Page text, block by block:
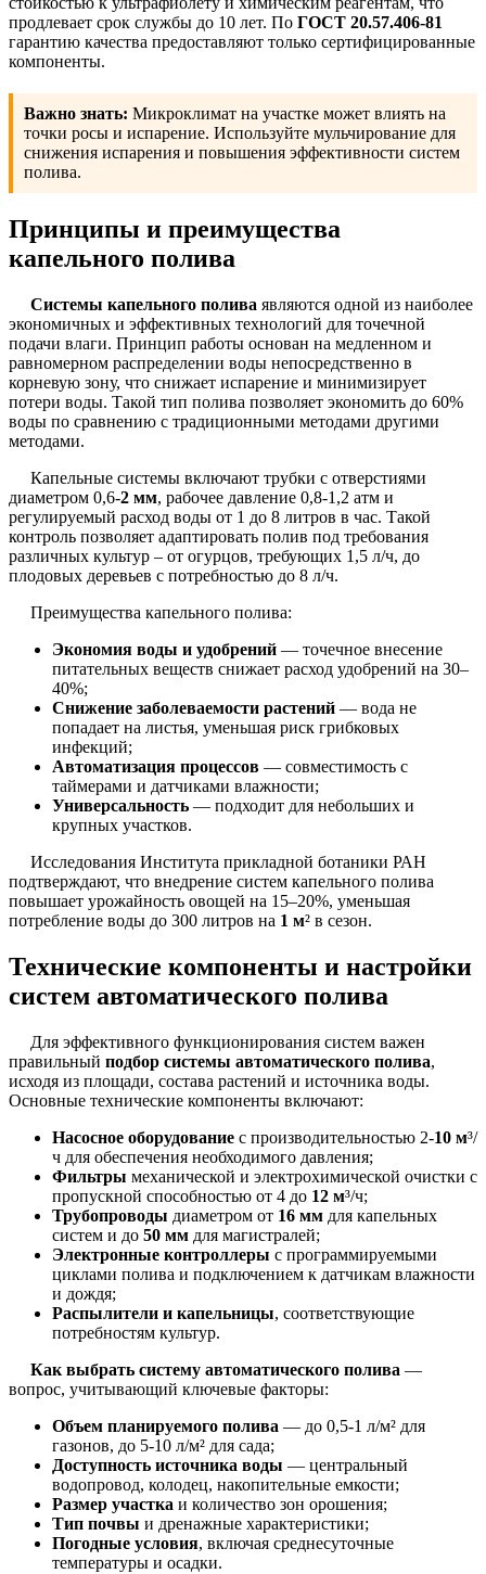
продлевает срок службы до 10 лет. По ГОСТ 20.57.406-81
гарантию качества предоставляют только сертифицированные
компоненты.
Важно знать: Микроклимат на участке может влиять на
точки росы и испарение. Используйте мульчирование для
снижения испарения и повышения эффективности систем
полива.
Принципы и преимущества
капельного полива
Системы капельного полива являются одной из наиболее
экономичных и эффективных технологий для точечной
подачи влаги. Принцип работы основан на медленном и
равномерном распределении воды непосредственно в
корневую зону, что снижает испарение и минимизирует
потери воды. Такой тип полива позволяет экономить до 60%
воды по сравнению с традиционными методами другими
методами.
Капельные системы включают трубки с отверстиями
диаметром 0,6-2 мм, рабочее давление 0,8-1,2 атм и
регулируемый расход воды от 1 до 8 литров в час. Такой
контроль позволяет адаптировать полив под требования
различных культур – от огурцов, требующих 1,5 л/ч, до
плодовых деревьев с потребностью до 8 л/ч.
Преимущества капельного полива:
Экономия воды и удобрений — точечное внесение
питательных веществ снижает расход удобрений на 30–
40%;
Снижение заболеваемости растений — вода не
попадает на листья, уменьшая риск грибковых
инфекций;
Автоматизация процессов — совместимость с
таймерами и датчиками влажности;
Универсальность — подходит для небольших и
крупных участков.
Исследования Института прикладной ботаники РАН
подтверждают, что внедрение систем капельного полива
повышает урожайность овощей на 15–20%, уменьшая
потребление воды до 300 литров на 1 м² в сезон.
Технические компоненты и настройки
систем автоматического полива
Для эффективного функционирования систем важен
правильный подбор системы автоматического полива,
исходя из площади, состава растений и источника воды.
Основные технические компоненты включают:
Насосное оборудование с производительностью 2-10 м³/
ч для обеспечения необходимого давления;
Фильтры механической и электрохимической очистки с
пропускной способностью от 4 до 12 м³/ч;
Трубопроводы диаметром от 16 мм для капельных
систем и до 50 мм для магистралей;
Электронные контроллеры с программируемыми
циклами полива и подключением к датчикам влажности
и дождя;
Распылители и капельницы, соответствующие
потребностям культур.
Как выбрать систему автоматического полива —
вопрос, учитывающий ключевые факторы:
Объем планируемого полива — до 0,5-1 л/м² для
газонов, до 5-10 л/м² для сада;
Доступность источника воды — центральный
водопровод, колодец, накопительные емкости;
Размер участка и количество зон орошения;
Тип почвы и дренажные характеристики;
Погодные условия, включая среднесуточные
температуры и осадки.